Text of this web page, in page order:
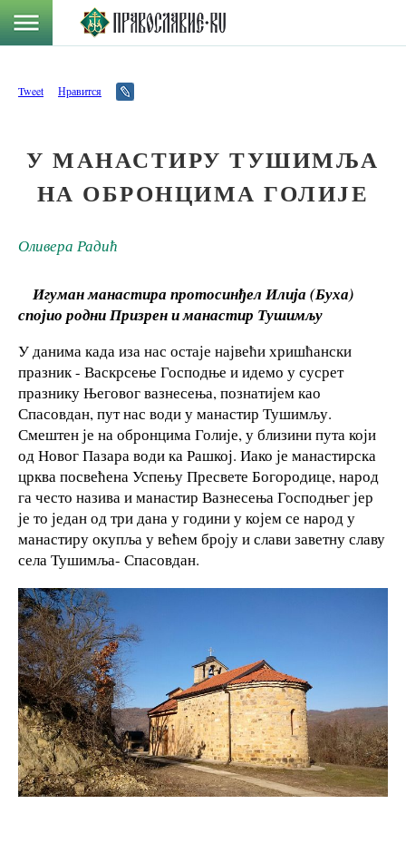
Tweet Нравится
У МАНАСТИРУ ТУШИМЉА
НА ОБРОНЦИМА ГОЛИЈЕ
Оливера Радић
Игуман манастира протосинђел Илија (Буха)
спојио родни Призрен и манастир Тушимљу
У данима када иза нас остаје највећи хришћански
празник - Васкрсење Господње и идемо у сусрет
празнику Његовог вазнесења, познатијем као
Спасовдан, пут нас води у манастир Тушимљу.
Смештен је на обронцима Голије, у близини пута који
од Новог Пазара води ка Рашкој. Иако је манастирска
црква посвећена Успењу Пресвете Богородице, народ
га често назива и манастир Вазнесења Господњег јер
је то један од три дана у години у којем се народ у
манастиру окупља у већем броју и слави заветну славу
села Тушимља- Спасовдан.